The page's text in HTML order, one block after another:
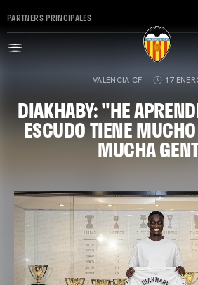
PARTNERS PRINCIPALES
VALENCIA CF 17
DIAKHABY: "HE
ESCUDO TIENE
MUCHA